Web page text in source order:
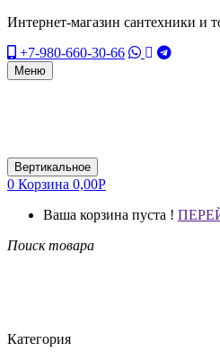
Интернет-магазин сантехники и
+7-980-660-30-66
Меню
Вертикальное
0 Корзина 0,00Р
Ваша корзина пуста !
Поиск товара
Категория